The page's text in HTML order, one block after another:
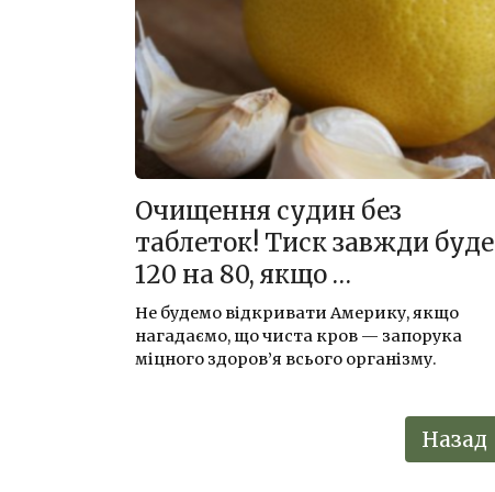
Очищення судин без
таблеток! Тиск завжди буде
120 на 80, якщо …
Не будемо відкривати Америку, якщо
нагадаємо, що чиста кров — запорука
міцного здоров’я всього організму.
Назад